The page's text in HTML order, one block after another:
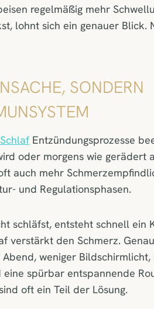
regelmäßig mehr
lohnt sich ein genauer Blick.
SONDERN
Entzündungsprozesse
oder morgens wie gerädert
auch mehr
und Regulationsphasen.
schläfst, entsteht schnell ein
verstärkt den Schmerz.
weniger Bildschirmlicht,
spürbar entspannende
oft ein Teil der Lösung.